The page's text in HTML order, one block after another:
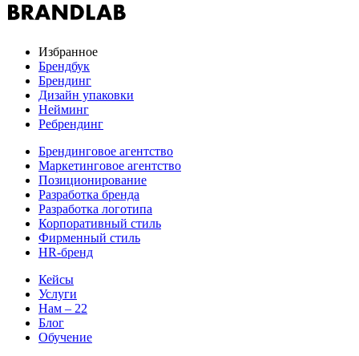
Избранное
Брендбук
Брендинг
Дизайн упаковки
Нейминг
Ребрендинг
Брендинговое агентство
Маркетинговое агентство
Позиционирование
Разработка бренда
Разработка логотипа
Корпоративный стиль
Фирменный стиль
HR-бренд
Кейсы
Услуги
Нам – 22
Блог
Обучение